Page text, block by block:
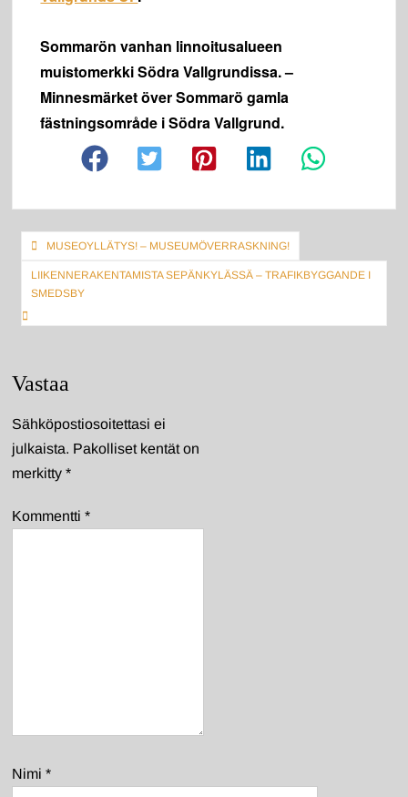
Sommarön vanhan linnoitusalueen
muistomerkki Södra Vallgrundissa. –
Minnesmärket över Sommarö gamla
fästningsområde i Södra Vallgrund.
Artikkelien
selaus
MUSEOYLLÄTYS! – MUSEUMÖVERRASKNING!
LIIKENNERAKENTAMISTA SEPÄNKYLÄSSÄ – TRAFIKBYGGANDE I
SMEDSBY
Vastaa
Sähköpostiosoitettasi ei
julkaista. Pakolliset kentät on
merkitty*
Kommentti*
Nimi*